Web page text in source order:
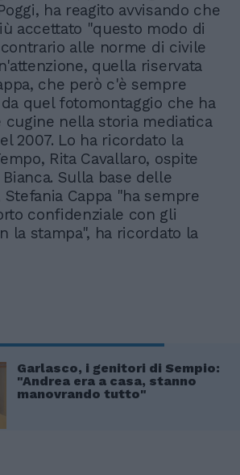
ha reagito avvisando che
accettato "questo modo di
alle norme di civile
quella riservata
che però c'è sempre
quel fotomontaggio che ha
cugine nella storia mediatica
2007. Lo ha ricordato la
Rita Cavallaro, ospite
Sulla base delle
Cappa "ha sempre
confidenziale con gli
la stampa", ha ricordato la
Garlasco, i genitori di Sempio:
"Andrea era a casa, stanno
manovrando tutto"